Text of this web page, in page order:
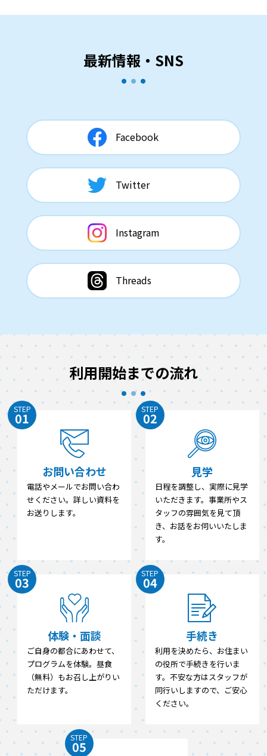
最新情報・SNS
Facebook
Twitter
Instagram
Threads
利用開始までの流れ
STEP
01
お問い合わせ
電話やメールでお問い合わ
せください。詳しい資料を
お送りします。
STEP
02
見学
日程を調整し、実際に見学
いただきます。事業所やス
タッフの雰囲気を見て頂
き、お話をお伺いいたしま
す。
STEP
03
体験・面談
ご自身の都合にあわせて、
プログラムを体験。昼食
（無料）もお召し上がりい
ただけます。
STEP
04
手続き
利用を決めたら、お住まい
の役所で手続きを行いま
す。不安な方はスタッフが
同行いしますので、ご安心
ください。
STEP
05